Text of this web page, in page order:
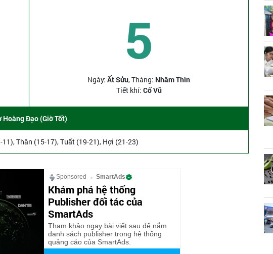
5
Ngày: Ất Sửu, Tháng: Nhâm Thìn
Tiết khí: Cố Vũ
Hoàng Đạo (Giờ Tốt)
11), Thân (15-17), Tuất (19-21), Hợi (21-23)
Sponsored SmartAds
Khám phá hệ thống
Publisher đối tác của
SmartAds
Tham khảo ngay bài viết sau để nắm
danh sách publisher trong hệ thống
quảng cáo của SmartAds.